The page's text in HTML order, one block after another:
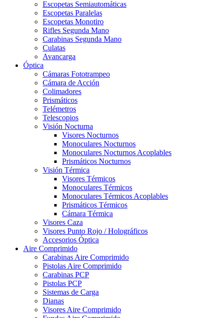
Escopetas Semiautomáticas
Escopetas Paralelas
Escopetas Monotiro
Rifles Segunda Mano
Carabinas Segunda Mano
Culatas
Avancarga
Óptica
Cámaras Fototrampeo
Cámara de Acción
Colimadores
Prismáticos
Telémetros
Telescopios
Visión Nocturna
Visores Nocturnos
Monoculares Nocturnos
Monoculares Nocturnos Acoplables
Prismáticos Nocturnos
Visión Térmica
Visores Térmicos
Monoculares Térmicos
Monoculares Térmicos Acoplables
Prismáticos Térmicos
Cámara Térmica
Visores Caza
Visores Punto Rojo / Holográficos
Accesorios Óptica
Aire Comprimido
Carabinas Aire Comprimido
Pistolas Aire Comprimido
Carabinas PCP
Pistolas PCP
Sistemas de Carga
Dianas
Visores Aire Comprimido